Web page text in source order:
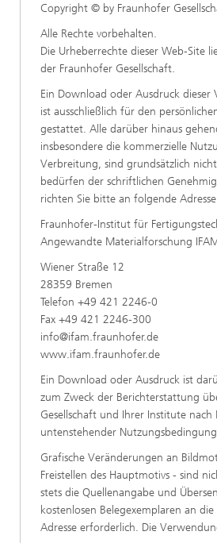
Copyright © by Fraunhofer
Alle Rechte vorbehalten.
Die Urheberrechte dieser Web-Site
der Fraunhofer Gesellschaft.
Ein Download oder Ausdruck
ist ausschließlich für den
gestattet. Alle darüber hinaus
insbesondere die kommerzielle
Verbreitung, sind grundsätzlich
bedürfen der schriftlichen
richten Sie bitte an folgende
Fraunhofer-Institut für
Angewandte Materialforschung
Wiener Straße 12
28359 Bremen
Telefon +49 421 2246-0
Fax +49 421 2246-300
info@ifam.fraunhofer.de
www.ifam.fraunhofer.de
Ein Download oder Ausdruck ist
zum Zweck der Berichterstattung
Gesellschaft und Ihrer Institute nach
untenstehender
Grafische Veränderungen an
Freistellen des Hauptmotivs - sind
stets die Quellenangabe und
kostenlosen Belegexemplaren an
Adresse erforderlich. Die